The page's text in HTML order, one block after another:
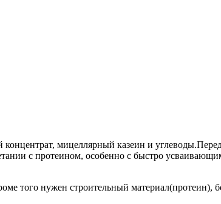
мицеллярный казеин и
с протеином, особенно с быстро
того нужен строительный материал(протеин),